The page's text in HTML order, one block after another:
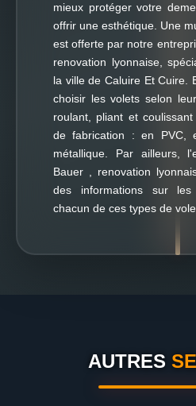
mieux protéger votre
offrir une esthétique. Une
est offerte par notre
renovation lyonnaise,
la ville de Caluire Et Cuire.
choisir les volets selon
roulant, pliant et
de fabrication : en PVC,
métallique. Par ailleurs,
Bauer , renovation
des informations sur les
chacun de ces types de
AUTRES